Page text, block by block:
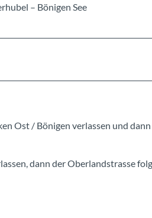
– Bönigen See
Ost / Bönigen verlassen und
dann der Oberlandstrasse